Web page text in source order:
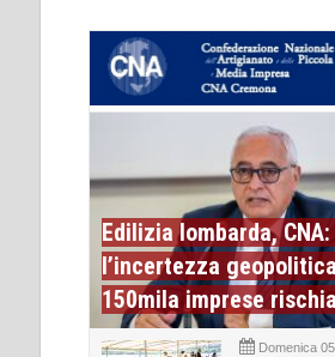
Edilizia lombarda, CNA:
l’incertezza
150mila imprese
Domenica